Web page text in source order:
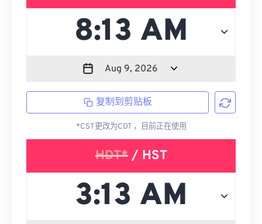
复制到剪贴板
*CST更改为CDT ，目前正在使用
HDT*/ HST